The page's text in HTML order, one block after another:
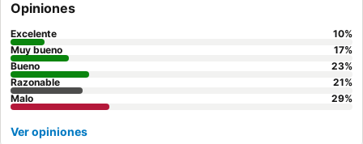
recomienda a los huéspedes que soliciten una habitación con
vistas al jardín.
Opiniones
Excelente 10%
Muy bueno
17%
Bueno
23%
Razonable
21%
Malo
29%
Ver opiniones